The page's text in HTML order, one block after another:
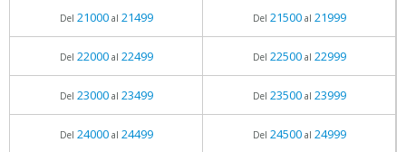
Del 21000al 21499 Del 21500al 21999
Del 22000al 22499 Del 22500al 22999
Del 23000al 23499 Del 23500al 23999
Del 24000al 24499 Del 24500al 24999